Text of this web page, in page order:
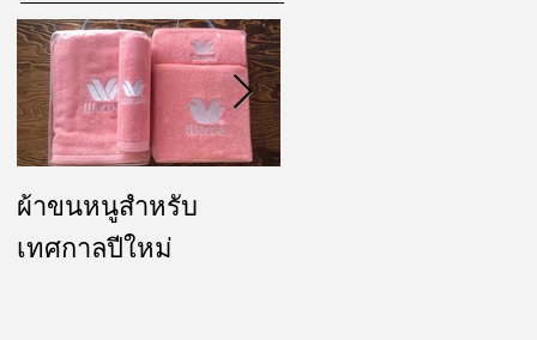
ผ้าขนหนูสำหรับ
เทศกาลปีใหม่